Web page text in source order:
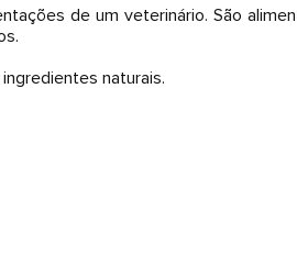
de um veterinário. São
naturais.